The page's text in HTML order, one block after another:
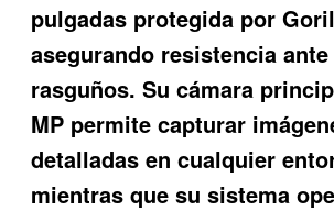
pulgadas protegida por
asegurando resistencia
rasguños. Su cámara
MP permite capturar
detalladas en cualquier
mientras que su sistema